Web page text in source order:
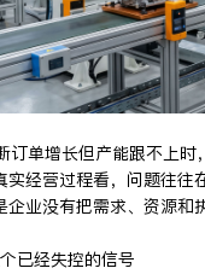
订单增长但产能跟不上
实经营过程看，问题往
企业没有把需求、资源和
已经失控的信号